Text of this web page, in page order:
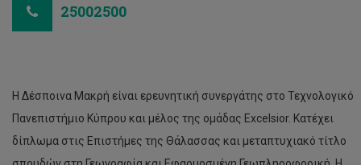
25002500
Η Δέσποινα Μακρή είναι ερευνητική συνεργάτης στο Τεχνολογικό
Πανεπιστήμιο Κύπρου και μέλος της ομάδας Excelsior. Κατέχει
δίπλωμα στις Επιστήμες της Θάλασσας και μεταπτυχιακό τίτλο